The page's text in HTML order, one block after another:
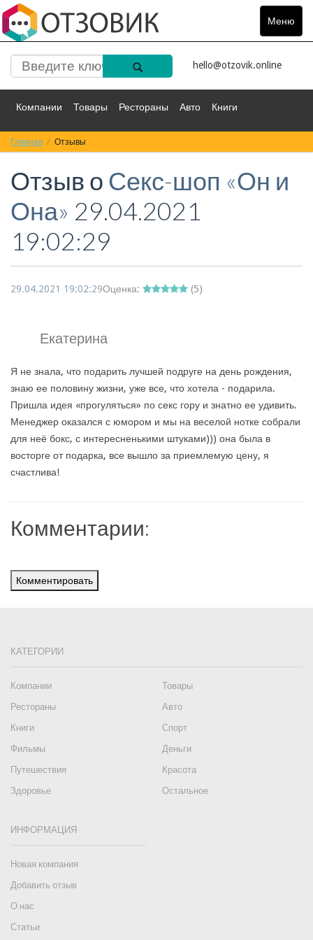
Меню
Toggle
hello@otzovik.online
Компании Товары Рестораны Авто Книги
Спорт Фильмы
Красота Здоровье Остальное
Главная Отзывы
Отзыв о Секс-шоп «Он и
Она» 29.04.2021
19:02:29
29.04.2021 19:02:29Оценка: (5)
Екатерина
Я не знала, что подарить лучшей подруге на день рождения,
знаю ее половину жизни, уже все, что хотела - подарила.
Пришла идея «прогуляться» по секс гору и знатно ее удивить.
Менеджер оказался с юмором и мы на веселой нотке собрали
для неё бокс, с интересненькими штуками))) она была в
восторге от подарка, все вышло за приемлемую цену, я
счастлива!
Комментарии:
Комментировать
КАТЕГОРИИ
Компании
Товары
Рестораны
Авто
Книги
Спорт
Фильмы
Деньги
Путешествия
Красота
Здоровье
Остальное
ИНФОРМАЦИЯ
Новая компания
Добавить отзыв
О нас
Статьи